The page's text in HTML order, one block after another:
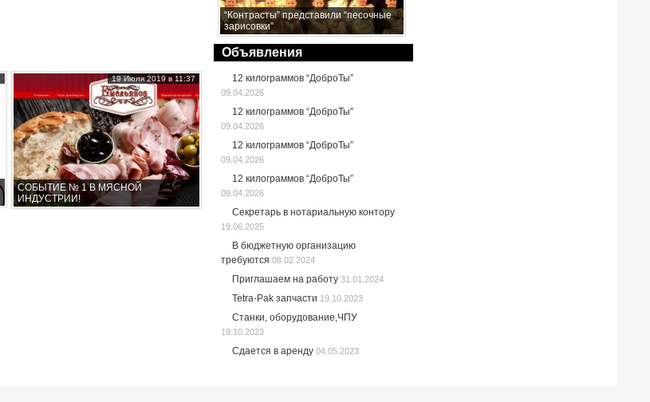
СОБЫТИЕ № 1 В МЯСНОЙ
ИНДУСТРИИ!
19 Июля 2019 в 11:37
“Контрасты” представили “песочные
зарисовки”
Объявления
12 килограммов “ДоброТы”
09.04.2026
12 килограммов “ДоброТы”
09.04.2026
12 килограммов “ДоброТы”
09.04.2026
12 килограммов “ДоброТы”
09.04.2026
Секретарь в нотариальную контору
19.06.2025
В бюджетную организацию
требуются 08.02.2024
Приглашаем на работу 31.01.2024
Tetra-Pak запчасти 19.10.2023
Станки, оборудование,ЧПУ
19.10.2023
Сдается в аренду 04.05.2023